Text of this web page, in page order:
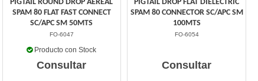
PIGTAIL ROUND DROP AEREAL
SPAM 80 FLAT FAST CONNECT
SC/APC SM 50MTS
FO-6047
Producto con Stock
Consultar
PIGTAIL DROP FLAT DIELECTRIC
SPAM 80 CONNECTOR SC/APC SM
100MTS
FO-6054
Consultar